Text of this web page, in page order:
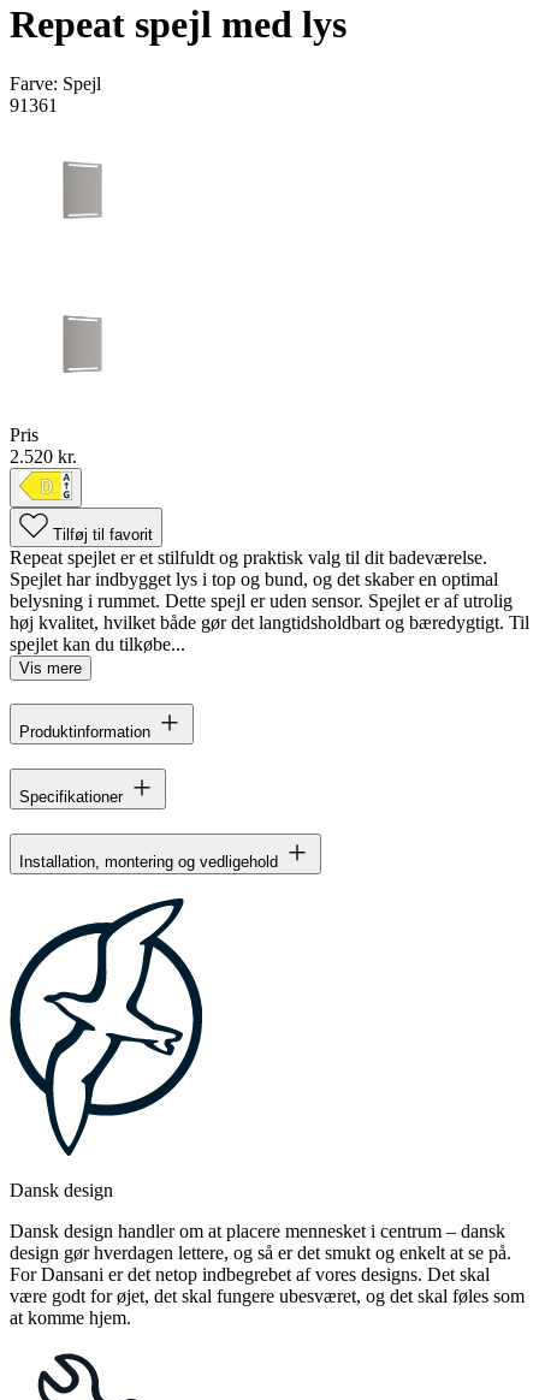
Repeat spejl med lys
Farve: Spejl
91361
Pris
2.520 kr.
Tilføj til favorit
Repeat spejlet er et stilfuldt og praktisk valg til dit badeværelse.
Spejlet har indbygget lys i top og bund, og det skaber en optimal
belysning i rummet. Dette spejl er uden sensor. Spejlet er af utrolig
høj kvalitet, hvilket både gør det langtidsholdbart og bæredygtigt. Til
spejlet kan du tilkøbe...
Vis mere
Produktinformation
Specifikationer
Installation, montering og vedligehold
Dansk design
Dansk design handler om at placere mennesket i centrum – dansk
design gør hverdagen lettere, og så er det smukt og enkelt at se på.
For Dansani er det netop indbegrebet af vores designs. Det skal
være godt for øjet, det skal fungere ubesværet, og det skal føles som
at komme hjem.